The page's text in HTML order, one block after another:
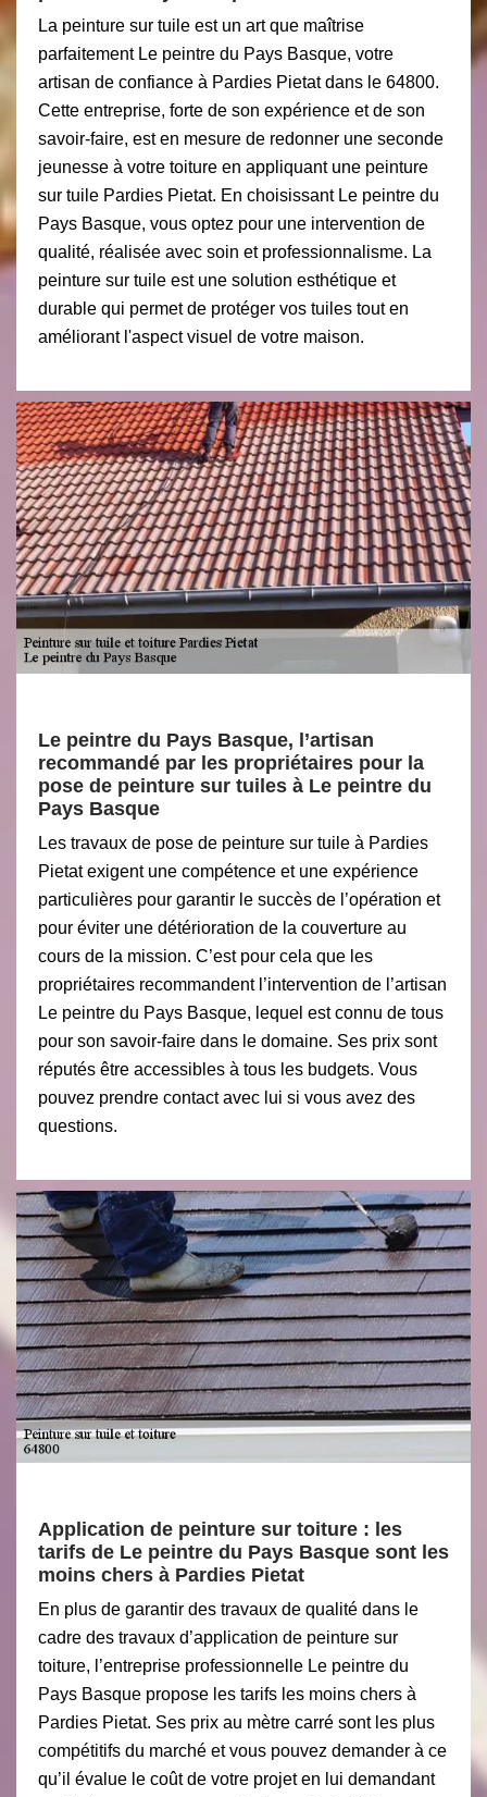
La peinture sur tuile est un art que maîtrise
parfaitement Le peintre du Pays Basque, votre
artisan de confiance à Pardies Pietat dans le 64800.
Cette entreprise, forte de son expérience et de son
savoir-faire, est en mesure de redonner une seconde
jeunesse à votre toiture en appliquant une peinture
sur tuile Pardies Pietat. En choisissant Le peintre du
Pays Basque, vous optez pour une intervention de
qualité, réalisée avec soin et professionnalisme. La
peinture sur tuile est une solution esthétique et
durable qui permet de protéger vos tuiles tout en
améliorant l'aspect visuel de votre maison.
Le peintre du Pays Basque, l’artisan
recommandé par les propriétaires pour la
pose de peinture sur tuiles à Le peintre du
Pays Basque
Les travaux de pose de peinture sur tuile à Pardies
Pietat exigent une compétence et une expérience
particulières pour garantir le succès de l’opération et
pour éviter une détérioration de la couverture au
cours de la mission. C’est pour cela que les
propriétaires recommandent l’intervention de l’artisan
Le peintre du Pays Basque, lequel est connu de tous
pour son savoir-faire dans le domaine. Ses prix sont
réputés être accessibles à tous les budgets. Vous
pouvez prendre contact avec lui si vous avez des
questions.
Application de peinture sur toiture : les
tarifs de Le peintre du Pays Basque sont les
moins chers à Pardies Pietat
En plus de garantir des travaux de qualité dans le
cadre des travaux d’application de peinture sur
toiture, l’entreprise professionnelle Le peintre du
Pays Basque propose les tarifs les moins chers à
Pardies Pietat. Ses prix au mètre carré sont les plus
compétitifs du marché et vous pouvez demander à ce
qu’il évalue le coût de votre projet en lui demandant